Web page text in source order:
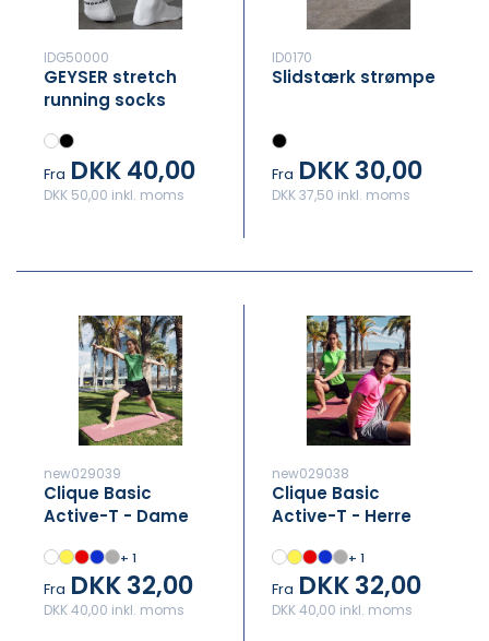
IDG50000
GEYSER stretch
running socks
Fra DKK 40,00
DKK 50,00 inkl. moms
ID0170
Slidstærk strømpe
Fra DKK 30,00
DKK 37,50 inkl. moms
new029039
Clique Basic
Active-T - Dame
+ 1
Fra DKK 32,00
DKK 40,00 inkl. moms
new029038
Clique Basic
Active-T - Herre
+ 1
Fra DKK 32,00
DKK 40,00 inkl. moms